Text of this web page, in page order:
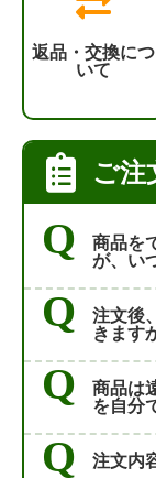
返品・交換につ
いて
ご注
商品を
が、い
注文後
きます
商品は
を自分
注文内